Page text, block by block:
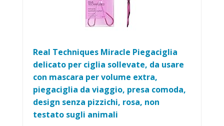
Real Techniques Miracle Piegaciglia
delicato per ciglia sollevate, da usare
con mascara per volume extra,
piegaciglia da viaggio, presa comoda,
design senza pizzichi, rosa, non
testato sugli animali